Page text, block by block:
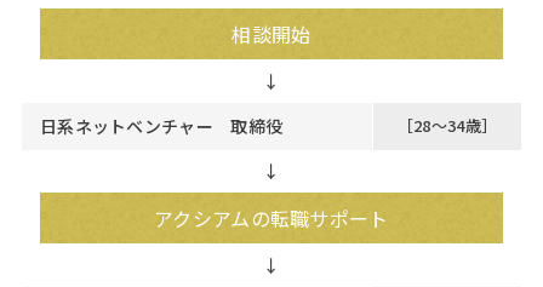
相談開始
日系ネットベンチャー 取締役 ［28～34歳］
↓
アクシアムの転職サポート